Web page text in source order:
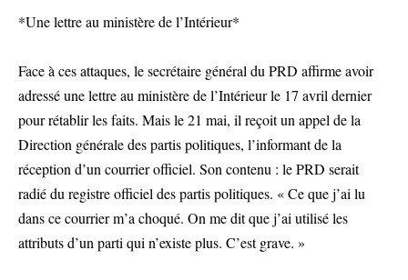
*Une lettre au ministère de l’Intérieur*
Face à ces attaques, le secrétaire général du PRD affirme avoir
adressé une lettre au ministère de l’Intérieur le 17 avril dernier
pour rétablir les faits. Mais le 21 mai, il reçoit un appel de la
Direction générale des partis politiques, l’informant de la
réception d’un courrier officiel. Son contenu : le PRD serait
radié du registre officiel des partis politiques. « Ce que j’ai lu
dans ce courrier m’a choqué. On me dit que j’ai utilisé les
attributs d’un parti qui n’existe plus. C’est grave. »